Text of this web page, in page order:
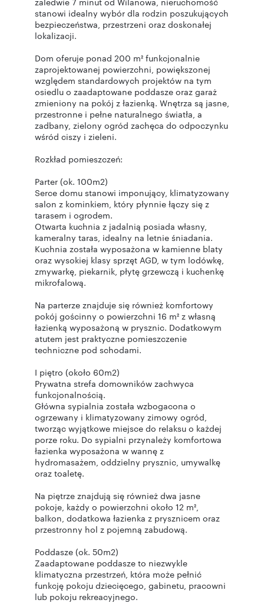
stanowi idealny wybór dla rodzin poszukujących
bezpieczeństwa, przestrzeni oraz doskonałej
lokalizacji.
Dom oferuje ponad 200 m² funkcjonalnie
zaprojektowanej powierzchni, powiększonej
względem standardowych projektów na tym
osiedlu o zaadaptowane poddasze oraz garaż
zmieniony na pokój z łazienką. Wnętrza są jasne,
przestronne i pełne naturalnego światła, a
zadbany, zielony ogród zachęca do odpoczynku
wśród ciszy i zieleni.
Rozkład pomieszczeń:
Parter (ok. 100m2)
Serce domu stanowi imponujący, klimatyzowany
salon z kominkiem, który płynnie łączy się z
tarasem i ogrodem.
Otwarta kuchnia z jadalnią posiada własny,
kameralny taras, idealny na letnie śniadania.
Kuchnia została wyposażona w kamienne blaty
oraz wysokiej klasy sprzęt AGD, w tym lodówkę,
zmywarkę, piekarnik, płytę grzewczą i kuchenkę
mikrofalową.
Na parterze znajduje się również komfortowy
pokój gościnny o powierzchni 16 m² z własną
łazienką wyposażoną w prysznic. Dodatkowym
atutem jest praktyczne pomieszczenie
techniczne pod schodami.
I piętro (około 60m2)
Prywatna strefa domowników zachwyca
funkcjonalnością.
Główna sypialnia została wzbogacona o
ogrzewany i klimatyzowany zimowy ogród,
tworząc wyjątkowe miejsce do relaksu o każdej
porze roku. Do sypialni przynależy komfortowa
łazienka wyposażona w wannę z
hydromasażem, oddzielny prysznic, umywalkę
oraz toaletę.
Na piętrze znajdują się również dwa jasne
pokoje, każdy o powierzchni około 12 m²,
balkon, dodatkowa łazienka z prysznicem oraz
przestronny hol z pojemną zabudową.
Poddasze (ok. 50m2)
Zaadaptowane poddasze to niezwykle
klimatyczna przestrzeń, która może pełnić
funkcję pokoju dziecięcego, gabinetu, pracowni
lub pokoju rekreacyjnego.